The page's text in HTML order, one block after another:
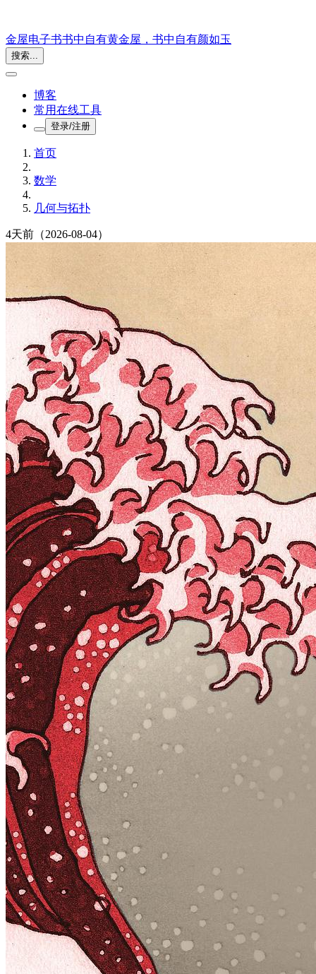
金屋电子书书中自有黄金屋，书中自有颜如玉
搜索...
博客
常用在线工具
登录/注册
首页
数学
几何与拓扑
4天前 （2026-08-04）